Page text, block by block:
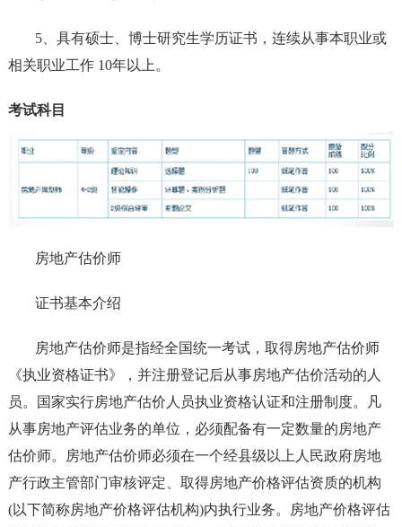
5、具有硕士、博士研究生学历证书，连续从事本职业或
相关职业工作 10年以上。
考试科目
房地产估价师
证书基本介绍
房地产估价师是指经全国统一考试，取得房地产估价师
《执业资格证书》，并注册登记后从事房地产估价活动的人
员。国家实行房地产估价人员执业资格认证和注册制度。凡
从事房地产评估业务的单位，必须配备有一定数量的房地产
估价师。房地产估价师必须在一个经县级以上人民政府房地
产行政主管部门审核评定、取得房地产价格评估资质的机构
(以下简称房地产价格评估机构)内执行业务。房地产价格评估